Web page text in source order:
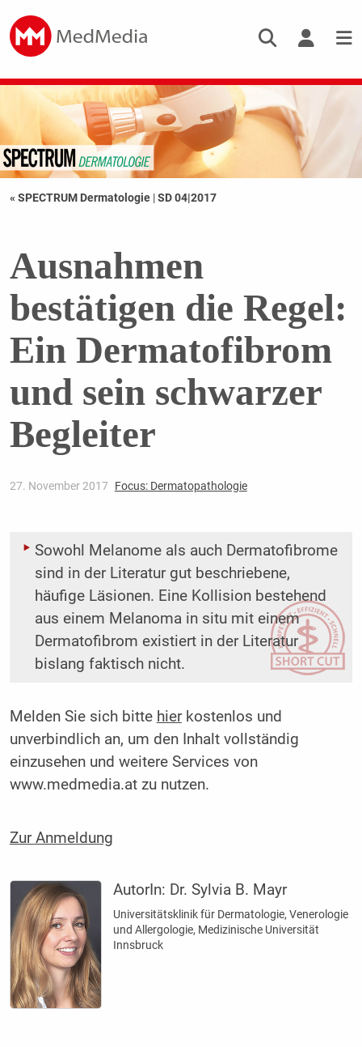
« SPECTRUM Dermatologie |SD 04|2017
Ausnahmen
bestätigen die Regel:
Ein Dermatofibrom
und sein schwarzer
Begleiter
27. November 2017 Focus: Dermatopathologie
Sowohl Melanome als auch Dermatofibrome
sind in der Literatur gut ­beschriebene,
häufige Läsionen. Eine Kollision bestehend
aus einem Melanoma in situ mit einem
Dermatofibrom existiert in der Literatur
bislang faktisch nicht.
Melden Sie sich bitte hierkostenlos und
unverbindlich an, um den Inhalt vollständig
einzusehen und weitere Services von
www.medmedia.at zu nutzen.
Zur Anmeldung
AutorIn: Dr. Sylvia B. Mayr
Universitätsklinik für Dermatologie, ­Venerologie
und Allergologie, Medizinische Universität
Innsbruck